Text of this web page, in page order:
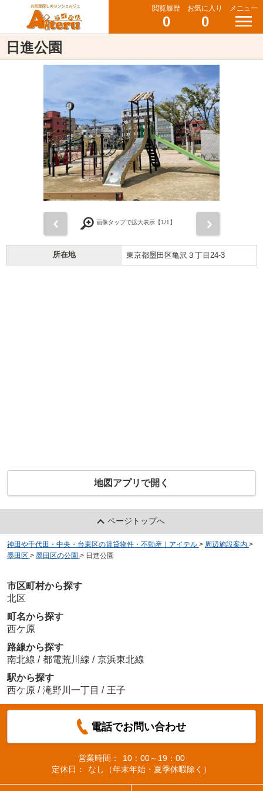
閲覧履歴
0
お気に入り
0
メニュー
日進公園
画像タップで拡大表示【1/1】
所在地 東京都墨田区亀沢３丁目24-3
地図アプリで開く
ページトップへ
神田や千代田・中央・台東区の賃貸物件・不動産｜アイテル > 周辺施設案内 >
墨田区 > 墨田区の公園 > 日進公園
市区町村から探す
北区
町名から探す
西ケ原
路線から探す
南北線 / 都電荒川線 / 京浜東北線
駅から探す
西ケ原 / 滝野川一丁目 / 王子
電話でお問い合わせ
営業時間：
10：00～19：00
定休日：
なし（年末年始・夏季休暇除く）